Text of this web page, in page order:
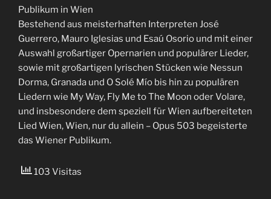
Publikum in Wien
Bestehend aus meisterhaften Interpreten José
Guerrero, Mauro Iglesias und Esaú Osorio und mit einer
Auswahl großartiger Opernarien und populärer Lieder,
sowie mit großartigen lyrischen Stücken wie Nessun
Dorma, Granada und O Solé Mío bis hin zu populären
Liedern wie My Way, Fly Me to The Moon oder Volare,
und insbesondere dem speziell für Wien aufbereiteten
Lied Wien, Wien, nur du allein – Opus 503 begeisterte
das Wiener Publikum.
103 Visitas